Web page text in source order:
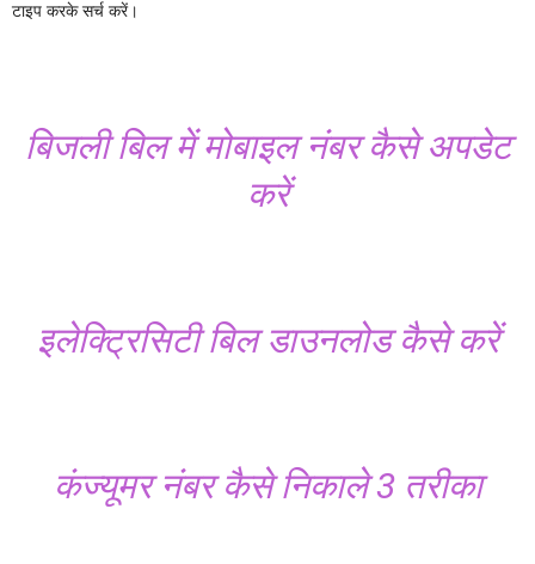
टाइप करके सर्च करें।
बिजली बिल में मोबाइल नंबर कैसे अपडेट
करें
इलेक्ट्रिसिटी बिल डाउनलोड कैसे करें
कंज्यूमर नंबर कैसे निकाले 3 तरीका